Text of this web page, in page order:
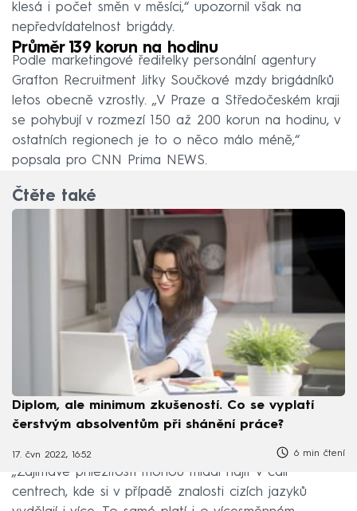
klesá i počet směn v měsíci,“ upozornil však na
nepředvídatelnost brigády.
Průměr 139 korun na hodinu
Podle marketingové ředitelky personální agentury
Grafton Recruitment Jitky Součkové mzdy brigádníků
letos obecně vzrostly. „V Praze a Středočeském kraji
se pohybují v rozmezí 150 až 200 korun na hodinu, v
ostatních regionech je to o něco málo méně,“
popsala pro CNN Prima NEWS.
Čtěte také
Diplom, ale minimum zkušeností. Co se vyplatí
čerstvým absolventům při shánění práce?
17. čvn 2022, 16:52 6 min čtení
„Zajímavé příležitosti mohou mladí najít v call
centrech, kde si v případě znalosti cizích jazyků